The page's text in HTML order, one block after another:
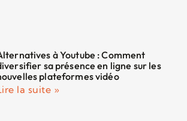
à Youtube : Comment
sa présence en ligne sur les
plateformes vidéo
la suite »